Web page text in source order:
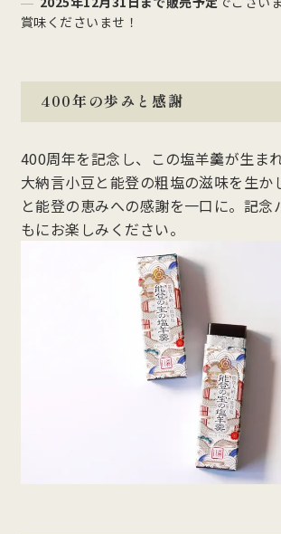
賞味くださいませ！
400年の歩みと感謝
400周年を記念し、この塩羊羹が生ま
大納言小豆と能登の粗塩の滋味を生か
と能登の恵みへの感謝を一口に。記念
もにお楽しみください。